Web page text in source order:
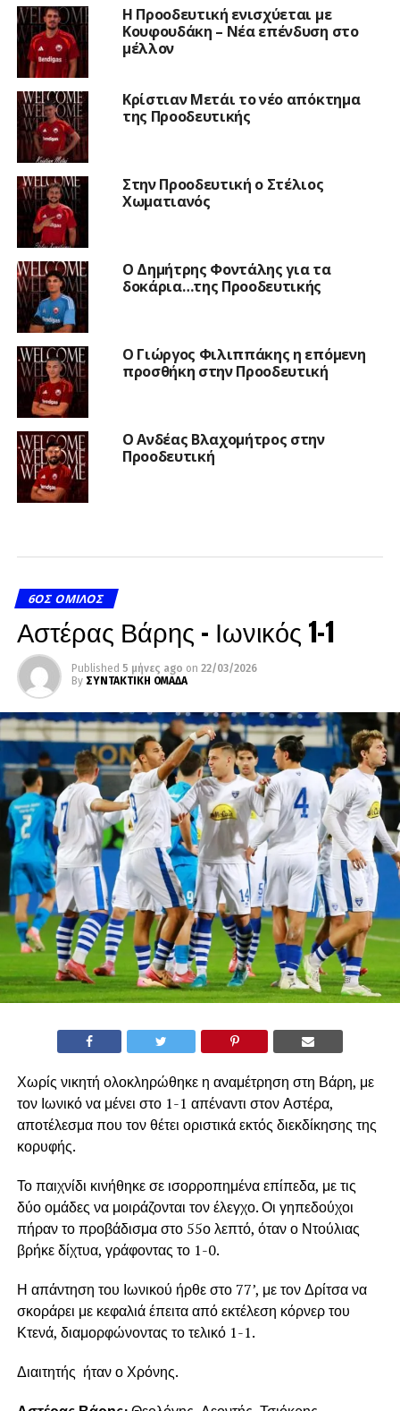
Η Προοδευτική ενισχύεται με
Κουφουδάκη – Νέα επένδυση στο
μέλλον
Κρίστιαν Μετάι το νέο απόκτημα
της Προοδευτικής
Στην Προοδευτική ο Στέλιος
Χωματιανός
Ο Δημήτρης Φοντάλης για τα
δοκάρια…της Προοδευτικής
Ο Γιώργος Φιλιππάκης η επόμενη
προσθήκη στην Προοδευτική
Ο Ανδέας Βλαχομήτρος στην
Προοδευτική
6ΟΣ ΌΜΙΛΟΣ
Αστέρας Βάρης – Ιωνικός 1-1
Published 5 μήνες ago on 22/03/2026
By ΣΥΝΤΑΚΤΙΚΗ ΟΜΑΔΑ
Χωρίς νικητή ολοκληρώθηκε η αναμέτρηση στη Βάρη, με
τον Ιωνικό να μένει στο 1-1 απέναντι στον Αστέρα,
αποτέλεσμα που τον θέτει οριστικά εκτός διεκδίκησης της
κορυφής.
Το παιχνίδι κινήθηκε σε ισορροπημένα επίπεδα, με τις
δύο ομάδες να μοιράζονται τον έλεγχο. Οι γηπεδούχοι
πήραν το προβάδισμα στο 55ο λεπτό, όταν ο Ντούλιας
βρήκε δίχτυα, γράφοντας το 1-0.
Η απάντηση του Ιωνικού ήρθε στο 77’, με τον Δρίτσα να
σκοράρει με κεφαλιά έπειτα από εκτέλεση κόρνερ του
Κτενά, διαμορφώνοντας το τελικό 1-1.
Διαιτητής ήταν ο Χρόνης.